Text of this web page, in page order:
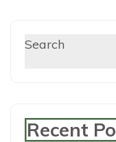
Search
Recent